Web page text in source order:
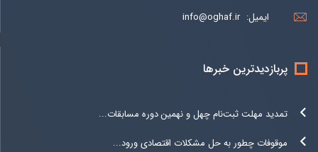
ایمیل: info@oghaf.ir
پربازدیدترین خبرها
تمدید مهلت ثبت‌نام چهل و نهمین دوره مسابقات...
موقوفات چطور به حل مشکلات اقتصادی ورود...